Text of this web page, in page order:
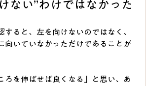
ない”わけではなかった
すると、左を向けないのではなく、
向いていなかっただけであることが
ろを伸ばせば良くなる」と思い、あ